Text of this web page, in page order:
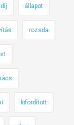
állapot
rozsda
kifordított